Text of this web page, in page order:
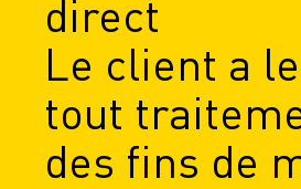
direct
Le client a
tout
des fins de